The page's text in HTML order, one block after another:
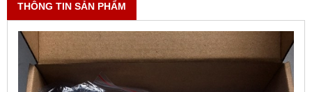
THÔNG TIN SẢN PHẨM